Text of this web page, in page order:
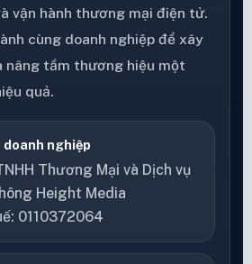
vận hành thương mại điện tử.
cùng doanh nghiệp để xây
nâng tầm thương hiệu một
quả.
nghiệp
Thương Mại và Dịch vụ
Height Media
0110372064